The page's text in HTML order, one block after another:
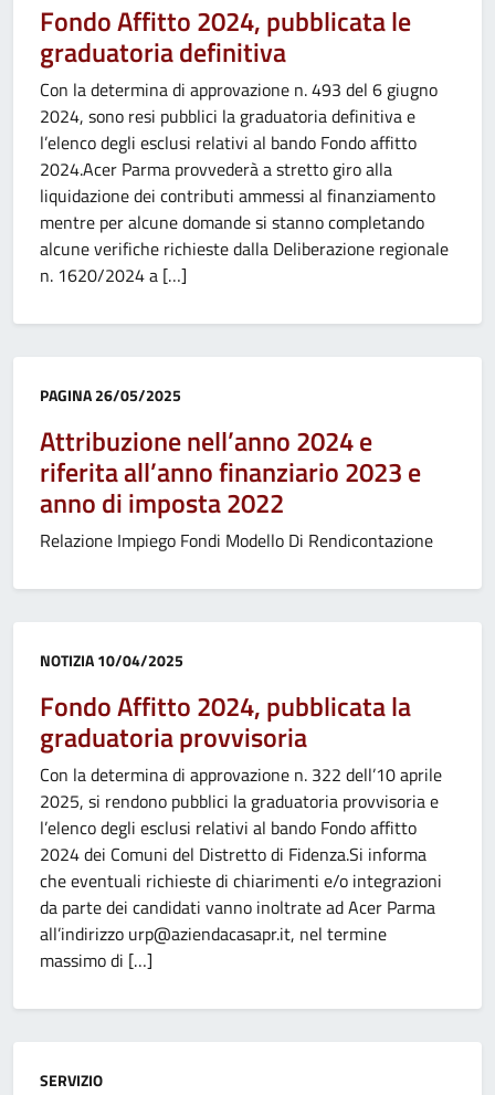
Fondo Affitto 2024, pubblicata le
graduatoria definitiva
Con la determina di approvazione n. 493 del 6 giugno
2024, sono resi pubblici la graduatoria definitiva e
l’elenco degli esclusi relativi al bando Fondo affitto
2024.Acer Parma provvederà a stretto giro alla
liquidazione dei contributi ammessi al finanziamento
mentre per alcune domande si stanno completando
alcune verifiche richieste dalla Deliberazione regionale
n. 1620/2024 a […]
Categoria:
PAGINA26/05/2025
Attribuzione nell’anno 2024 e
riferita all’anno finanziario 2023 e
anno di imposta 2022
Relazione Impiego Fondi Modello Di Rendicontazione
Categoria:
NOTIZIA10/04/2025
Fondo Affitto 2024, pubblicata la
graduatoria provvisoria
Con la determina di approvazione n. 322 dell’10 aprile
2025, si rendono pubblici la graduatoria provvisoria e
l’elenco degli esclusi relativi al bando Fondo affitto
2024 dei Comuni del Distretto di Fidenza.Si informa
che eventuali richieste di chiarimenti e/o integrazioni
da parte dei candidati vanno inoltrate ad Acer Parma
all’indirizzo urp@aziendacasapr.it, nel termine
massimo di […]
Categoria:
SERVIZIO